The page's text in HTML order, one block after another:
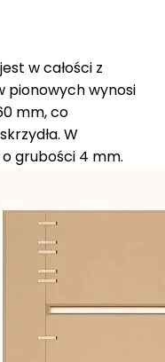
w całości z
pionowych wynosi
mm, co
W
grubości 4 mm.